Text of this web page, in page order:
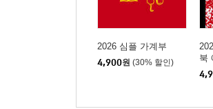
2026 심플 가계부
4,900원 (30% 할인)
북